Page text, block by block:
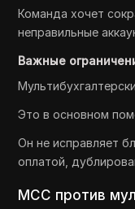
Команда хочет
неправильные
Важные
Это в основном
Он не исправляет
оплатой,
MCC против